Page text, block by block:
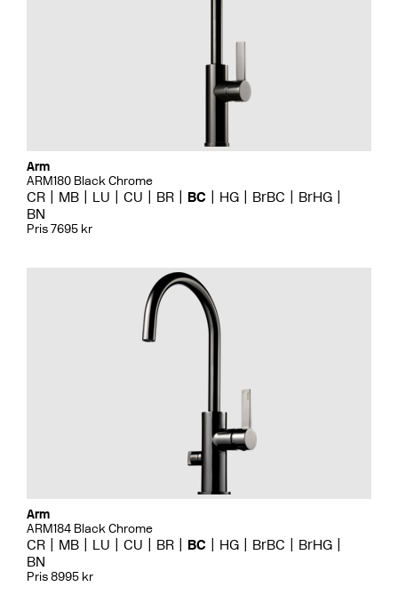
Arm
ARM180 Black Chrome
CR MB LU CU BR BC HG BrBC
BrHG
BN
Pris 7695 kr
Arm
ARM184 Black Chrome
CR MB LU CU BR BC HG BrBC
BrHG
BN
Pris 8995 kr